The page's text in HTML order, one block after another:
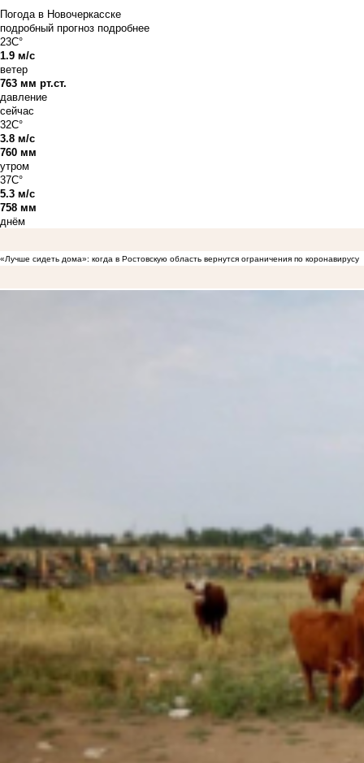
Погода в Новочеркасске
подробный прогноз подробнее
23C°
1.9 м/с
ветер
763 мм рт.ст.
давление
сейчас
32C°
3.8 м/с
760 мм
утром
37C°
5.3 м/с
758 мм
днём
«Лучше сидеть дома»: когда в Ростовскую область вернутся ограничения по коронавирусу